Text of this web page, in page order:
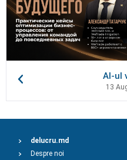
AI-ul
13
delucru.md
Despre noi